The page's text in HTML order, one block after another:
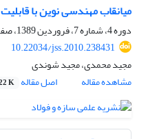
میانقاب مهندسی نوین با
دوره 4، شماره 7، فروردین 1389، صفحه
10.22034/jss.2010.238431
مجید محمدی، مجید شوندی
مشاهده مقاله
اصل مقاله K